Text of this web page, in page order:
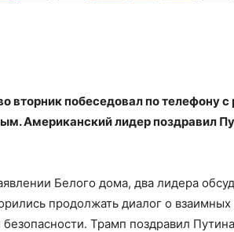
вторник побеседовал по телефону с
Американский лидер поздравил
Белого дома, два лидера
продолжать диалог о взаимных
Трамп поздравил